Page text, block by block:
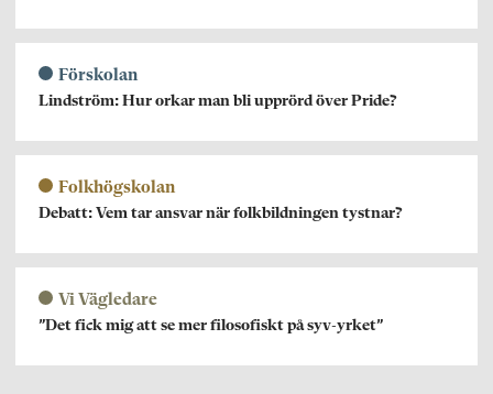
Förskolan
Lindström: Hur orkar man bli upprörd över Pride?
Folkhögskolan
Debatt: Vem tar ansvar när folkbildningen tystnar?
Vi Vägledare
”Det fick mig att se mer filosofiskt på syv-yrket”